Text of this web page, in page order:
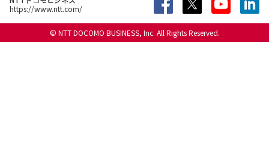
https://www.ntt.com/
© NTT DOCOMO BUSINESS, Inc. All Rights Reserved.